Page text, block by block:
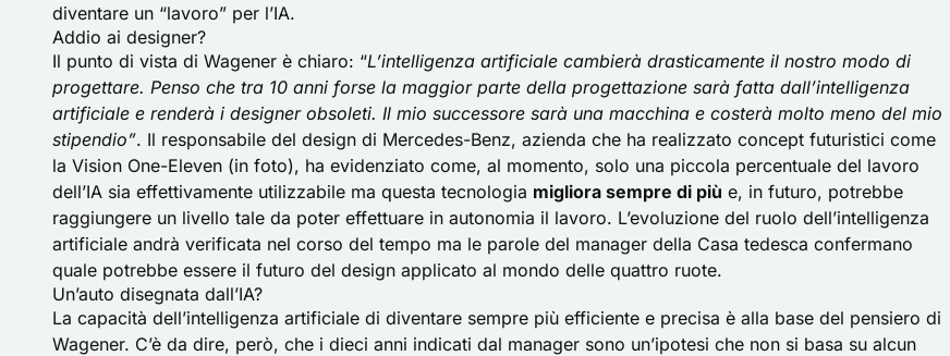
diventare un “lavoro” per l’IA.
Addio ai designer?
Il punto di vista di Wagener è chiaro: “L’intelligenza artificiale cambierà drasticamente il nostro modo di
progettare. Penso che tra 10 anni forse la maggior parte della progettazione sarà fatta dall’intelligenza
artificiale e renderà i designer obsoleti. Il mio successore sarà una macchina e costerà molto meno del mio
stipendio”. Il responsabile del design di Mercedes-Benz, azienda che ha realizzato concept futuristici come
la Vision One-Eleven (in foto), ha evidenziato come, al momento, solo una piccola percentuale del lavoro
dell’IA sia effettivamente utilizzabile ma questa tecnologia migliora sempre di più e, in futuro, potrebbe
raggiungere un livello tale da poter effettuare in autonomia il lavoro. L’evoluzione del ruolo dell’intelligenza
artificiale andrà verificata nel corso del tempo ma le parole del manager della Casa tedesca confermano
quale potrebbe essere il futuro del design applicato al mondo delle quattro ruote.
Un’auto disegnata dall’IA?
La capacità dell’intelligenza artificiale di diventare sempre più efficiente e precisa è alla base del pensiero di
Wagener. C’è da dire, però, che i dieci anni indicati dal manager sono un’ipotesi che non si basa su alcun